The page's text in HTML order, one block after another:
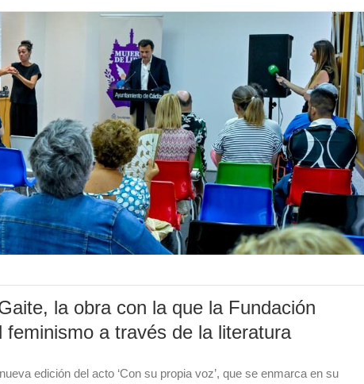
la obra con la que la Fundación
a través de la literatura
edición del acto ‘Con su propia voz’, que se enmarca en su